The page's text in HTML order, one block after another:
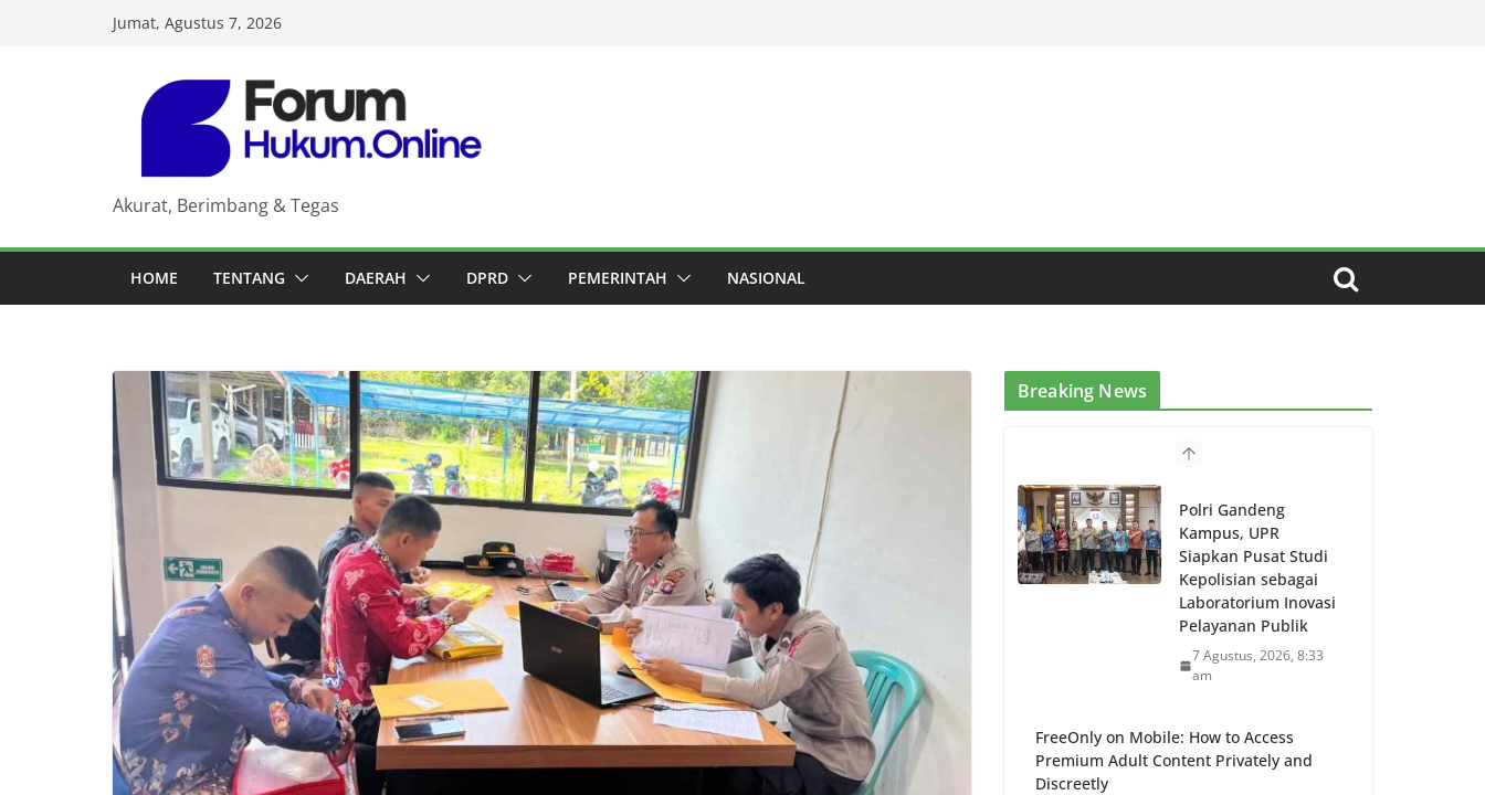
Jumat, Agustus 7, 2026
Akurat, Berimbang & Tegas
HOME TENTANG DAERAH DPRD PEMERINTAH NASIONAL
Breaking News
Polri Gandeng
Kampus, UPR
Siapkan Pusat Studi
Kepolisian sebagai
Laboratorium Inovasi
Pelayanan Publik
7 Agustus, 2026, 8:33
am
FreeOnly on Mobile: How to Access
Premium Adult Content Privately and
Discreetly